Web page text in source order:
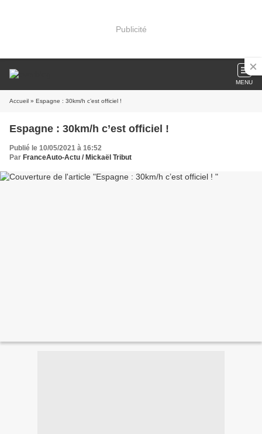
Publicité
MENU
Accueil » Espagne : 30km/h c’est officiel !
Espagne : 30km/h c’est officiel !
Publié le 10/05/2021 à 16:52
Par FranceAuto-Actu / Mickaël Tribut